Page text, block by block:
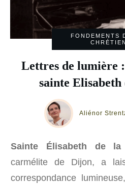
FONDEMENTS
Lettres de lumière :
sainte
Aliénor
Sainte Élisabeth de la
carmélite de Dijon, a
correspondance